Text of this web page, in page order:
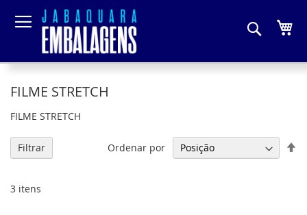
FILME STRETCH
FILME STRETCH
3 itens
Ordenar por
Filtrar